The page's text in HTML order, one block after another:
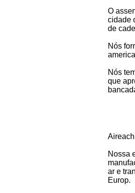
O
cidade
de
Nós
Nós
que
Nossa
ar e
Europ.